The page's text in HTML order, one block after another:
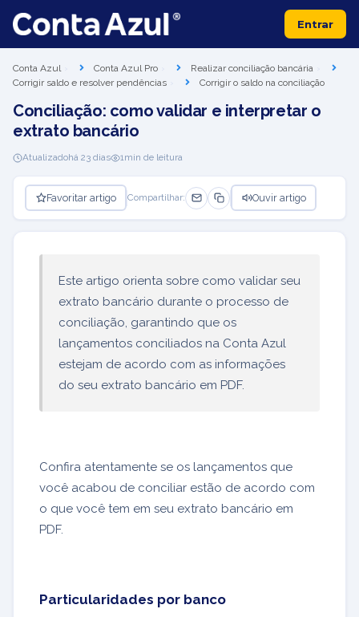
Entrar
Conta Azul Conta Azul Pro
Realizar conciliação bancária
Corrigir saldo e resolver pendências
Corrigir o saldo na conciliação
Conciliação: como validar e interpretar o
extrato bancário
Atualizadohá 23 dias 1min de leitura
Favoritar artigo Compartilhar: Ouvir artigo
Este artigo orienta sobre como validar seu
extrato bancário durante o processo de
conciliação, garantindo que os
lançamentos conciliados na Conta Azul
estejam de acordo com as informações
do seu extrato bancário em PDF.
Confira atentamente se os lançamentos que
você acabou de conciliar estão de acordo com
o que você tem em seu extrato bancário em
PDF.
Particularidades por banco